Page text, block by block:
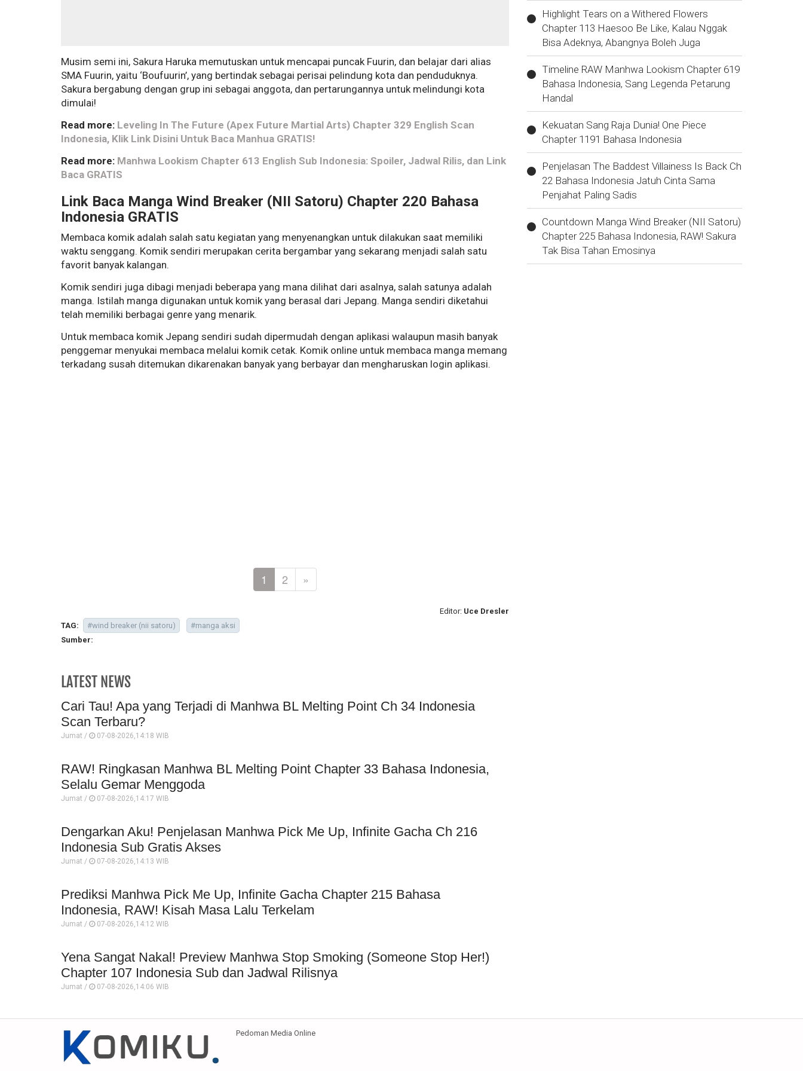
Musim semi ini, Sakura Haruka memutuskan untuk mencapai puncak Fuurin, dan belajar dari alias
SMA Fuurin, yaitu ‘Boufuurin’, yang bertindak sebagai perisai pelindung kota dan penduduknya.
Sakura bergabung dengan grup ini sebagai anggota, dan pertarungannya untuk melindungi kota
dimulai!
Read more: Leveling In The Future (Apex Future Martial Arts) Chapter 329 English Scan
Indonesia, Klik Link Disini Untuk Baca Manhua GRATIS!
Read more: Manhwa Lookism Chapter 613 English Sub Indonesia: Spoiler, Jadwal Rilis, dan Link
Baca GRATIS
Link Baca Manga Wind Breaker (NII Satoru) Chapter 220 Bahasa
Indonesia GRATIS
Membaca komik adalah salah satu kegiatan yang menyenangkan untuk dilakukan saat memiliki
waktu senggang. Komik sendiri merupakan cerita bergambar yang sekarang menjadi salah satu
favorit banyak kalangan.
Komik sendiri juga dibagi menjadi beberapa yang mana dilihat dari asalnya, salah satunya adalah
manga. Istilah manga digunakan untuk komik yang berasal dari Jepang. Manga sendiri diketahui
telah memiliki berbagai genre yang menarik.
Untuk membaca komik Jepang sendiri sudah dipermudah dengan aplikasi walaupun masih banyak
penggemar menyukai membaca melalui komik cetak. Komik online untuk membaca manga memang
terkadang susah ditemukan dikarenakan banyak yang berbayar dan mengharuskan login aplikasi.
1 2 »
Editor: Uce Dresler
TAG:
#wind breaker (nii satoru)
#manga aksi
Sumber:
LATEST NEWS
Cari Tau! Apa yang Terjadi di Manhwa BL Melting Point Ch 34 Indonesia
Scan Terbaru?
Jumat / 07-08-2026,14:18 WIB
RAW! Ringkasan Manhwa BL Melting Point Chapter 33 Bahasa Indonesia,
Selalu Gemar Menggoda
Jumat / 07-08-2026,14:17 WIB
Dengarkan Aku! Penjelasan Manhwa Pick Me Up, Infinite Gacha Ch 216
Indonesia Sub Gratis Akses
Jumat / 07-08-2026,14:13 WIB
Prediksi Manhwa Pick Me Up, Infinite Gacha Chapter 215 Bahasa
Indonesia, RAW! Kisah Masa Lalu Terkelam
Jumat / 07-08-2026,14:12 WIB
Yena Sangat Nakal! Preview Manhwa Stop Smoking (Someone Stop Her!)
Chapter 107 Indonesia Sub dan Jadwal Rilisnya
Jumat / 07-08-2026,14:06 WIB
Highlight Tears on a Withered Flowers
Chapter 113 Haesoo Be Like, Kalau Nggak
Bisa Adeknya, Abangnya Boleh Juga
Timeline RAW Manhwa Lookism Chapter 619
Bahasa Indonesia, Sang Legenda Petarung
Handal
Kekuatan Sang Raja Dunia! One Piece
Chapter 1191 Bahasa Indonesia
Penjelasan The Baddest Villainess Is Back Ch
22 Bahasa Indonesia Jatuh Cinta Sama
Penjahat Paling Sadis
Countdown Manga Wind Breaker (NII Satoru)
Chapter 225 Bahasa Indonesia, RAW! Sakura
Tak Bisa Tahan Emosinya
Pedoman Media Online